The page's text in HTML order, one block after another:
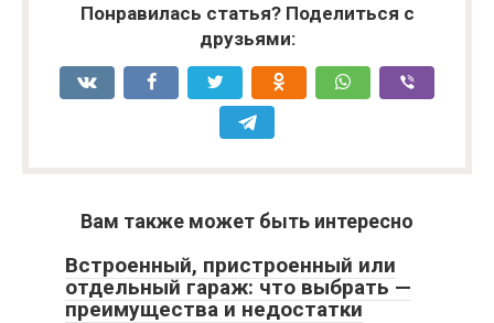
Понравилась статья? Поделиться с
друзьями:
Вам также может быть интересно
Встроенный, пристроенный или
отдельный гараж: что выбрать —
преимущества и недостатки